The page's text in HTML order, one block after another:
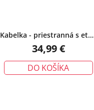
Kabelka - priestranná s etno
popruhom, čierna
34,99 €
DO KOŠÍKA